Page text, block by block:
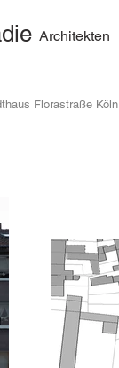
Architekten
Florastraße Köln